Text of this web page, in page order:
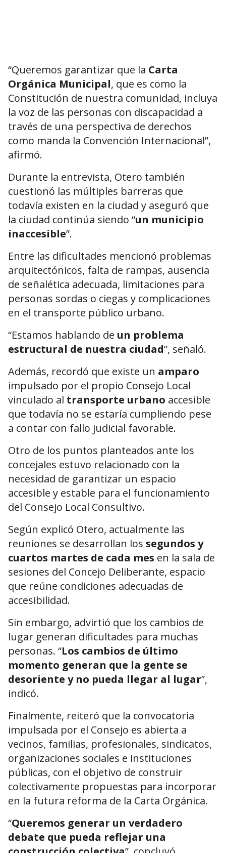
“Queremos garantizar que la Carta
Orgánica Municipal, que es como la
Constitución de nuestra comunidad, incluya
la voz de las personas con discapacidad a
través de una perspectiva de derechos
como manda la Convención Internacional”,
afirmó.
Durante la entrevista, Otero también
cuestionó las múltiples barreras que
todavía existen en la ciudad y aseguró que
la ciudad continúa siendo “un municipio
inaccesible”.
Entre las dificultades mencionó problemas
arquitectónicos, falta de rampas, ausencia
de señalética adecuada, limitaciones para
personas sordas o ciegas y complicaciones
en el transporte público urbano.
“Estamos hablando de un problema
estructural de nuestra ciudad”, señaló.
Además, recordó que existe un amparo
impulsado por el propio Consejo Local
vinculado al transporte urbano accesible
que todavía no se estaría cumpliendo pese
a contar con fallo judicial favorable.
Otro de los puntos planteados ante los
concejales estuvo relacionado con la
necesidad de garantizar un espacio
accesible y estable para el funcionamiento
del Consejo Local Consultivo.
Según explicó Otero, actualmente las
reuniones se desarrollan los segundos y
cuartos martes de cada mes en la sala de
sesiones del Concejo Deliberante, espacio
que reúne condiciones adecuadas de
accesibilidad.
Sin embargo, advirtió que los cambios de
lugar generan dificultades para muchas
personas. “Los cambios de último
momento generan que la gente se
desoriente y no pueda llegar al lugar”,
indicó.
Finalmente, reiteró que la convocatoria
impulsada por el Consejo es abierta a
vecinos, familias, profesionales, sindicatos,
organizaciones sociales e instituciones
públicas, con el objetivo de construir
colectivamente propuestas para incorporar
en la futura reforma de la Carta Orgánica.
“Queremos generar un verdadero
debate que pueda reflejar una